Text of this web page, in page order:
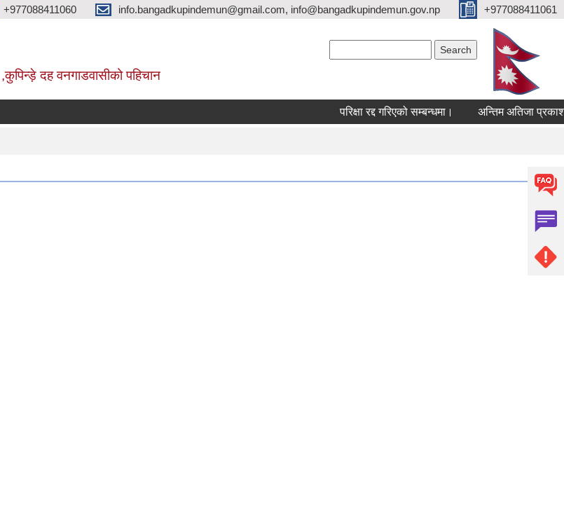
+977088411060 info.bangadkupindemun@gmail.com, info@bangadkupindemun.gov.np +977088411061
दह वनगाडवासीको पहिचान
परिक्षा रद्द गरिएको सम्बन्धमा। अन्तिम अतिजा प्रकाशन